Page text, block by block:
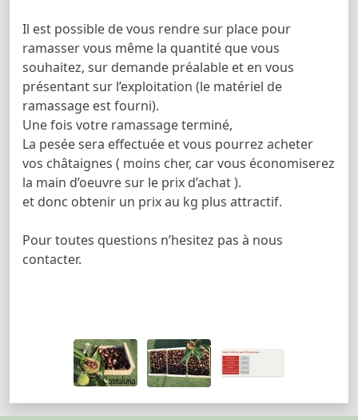
Il est possible de vous rendre sur place pour
ramasser vous même la quantité que vous
souhaitez, sur demande préalable et en vous
présentant sur l’exploitation (le matériel de
ramassage est fourni).
Une fois votre ramassage terminé,
La pesée sera effectuée et vous pourrez acheter
vos châtaignes ( moins cher, car vous économiserez
la main d’oeuvre sur le prix d’achat ).
et donc obtenir un prix au kg plus attractif.
Pour toutes questions n’hesitez pas à nous
contacter.